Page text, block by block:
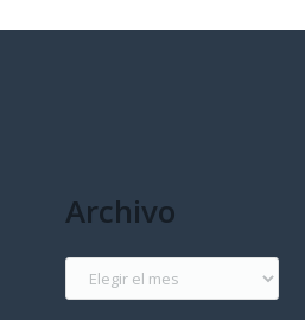
Archivo
Archivo